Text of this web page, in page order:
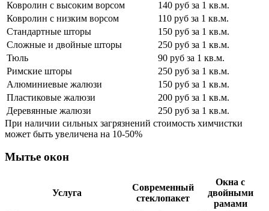
Ковролин с высоким ворсом
140 руб за 1 кв.м.
Ковролин с низким ворсом
110 руб за 1 кв.м.
Стандартные шторы
150 руб за 1 кв.м.
Сложные и двойные шторы
250 руб за 1 кв.м.
Тюль
90 руб за 1 кв.м.
Римские шторы
250 руб за 1 кв.м.
Алюминиевые жалюзи
150 руб за 1 кв.м.
Пластиковые жалюзи
200 руб за 1 кв.м.
Деревянные жалюзи
250 руб за 1 кв.м.
При наличии сильных загрязнений стоимость химчистки
может быть увеличена на 10-50%
Мытье окон
Услуга
Современный
стеклопакет
Окна с
двойными
рамами